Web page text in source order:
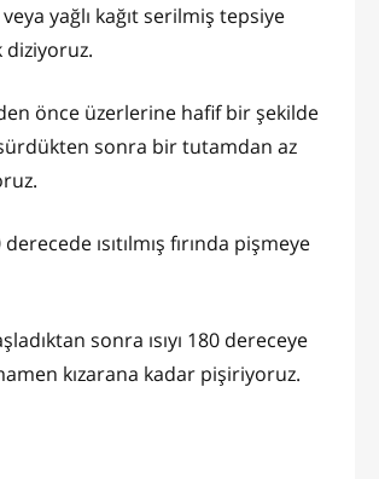
yağlı kağıt serilmiş tepsiye
diziyoruz.
önce üzerlerine hafif bir şekilde
sonra bir tutamdan az
ısıtılmış fırında pişmeye
sonra ısıyı 180 dereceye
kızarana kadar pişiriyoruz.